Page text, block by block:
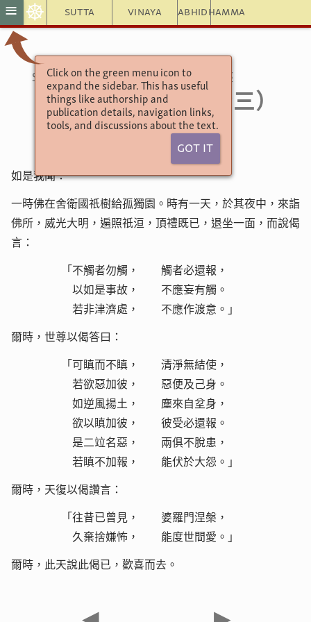
Sutta Vinaya Abhidhamma
≡ ☸
Click on the green menu icon to
expand the sidebar. This has useful
things like authorship and
publication details, navigation links,
tools, and discussions about the text.
Got It
Saṃyuktāgama (2nd) 別譯雜阿含經
SA-2 273 （二七三）
如是我聞：
一時佛在舍衛國祇樹給孤獨園。時有一天，於其夜中，來詣
佛所，威光大明，遍照祇洹，頂禮既已，退坐一面，而說偈
言：
「不觸者勿觸， 觸者必還報，
以如是事故， 不應妄有觸。
若非津濟處， 不應作渡意。」
爾時，世尊以偈答曰：
「可瞋而不瞋， 清淨無結使，
若欲惡加彼， 惡便及己身。
如逆風揚土， 塵來自坌身，
欲以瞋加彼， 彼受必還報。
是二竝名惡， 兩俱不脫患，
若瞋不加報， 能伏於大怨。」
爾時，天復以偈讚言：
「往昔已曾見， 婆羅門涅槃，
久棄捨嫌怖， 能度世間愛。」
爾時，此天說此偈已，歡喜而去。